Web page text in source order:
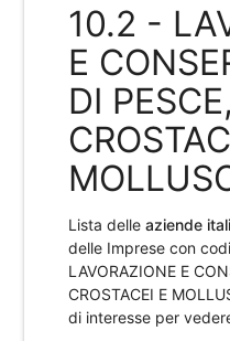
10.2 -
E
DI PESCE,
Lista delleaziende
delle Imprese con
LAVORAZIONE E
CROSTACEI E
di interesse per